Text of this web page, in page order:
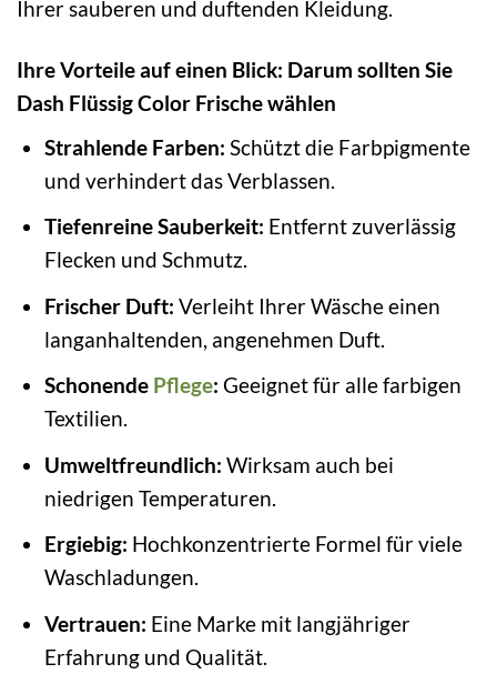
Ihrer sauberen und duftenden Kleidung.
Ihre Vorteile auf einen Blick: Darum sollten Sie
Dash Flüssig Color Frische wählen
Strahlende Farben: Schützt die Farbpigmente
und verhindert das Verblassen.
Tiefenreine Sauberkeit: Entfernt zuverlässig
Flecken und Schmutz.
Frischer Duft: Verleiht Ihrer Wäsche einen
langanhaltenden, angenehmen Duft.
Schonende Pflege: Geeignet für alle farbigen
Textilien.
Umweltfreundlich: Wirksam auch bei
niedrigen Temperaturen.
Ergiebig: Hochkonzentrierte Formel für viele
Waschladungen.
Vertrauen: Eine Marke mit langjähriger
Erfahrung und Qualität.